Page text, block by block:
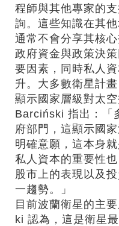
程師與其他專家的
詢。這些知識在其
通常不會分享其核心
政府資金與政策決
要因素，同時私人
升。大多數衛星計
顯示國家層級對太
Barciński 指出：「
府部門，這顯示國
明確意願，這本身
私人資本的重要性
股市上的表現以及
一趨勢。」
目前波蘭衛星的主
ki 認為，這是衛星